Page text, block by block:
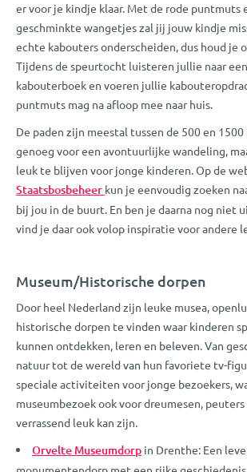
er voor je kindje klaar. Met de rode puntmuts
geschminkte wangetjes zal jij jouw kindje
echte kabouters onderscheiden, dus houd je
Tijdens de speurtocht luisteren jullie naar
kabouterboek en voeren jullie
puntmuts mag na afloop mee naar huis.
De paden zijn meestal tussen de 500 en
genoeg voor een avontuurlijke wandeling,
leuk te blijven voor jonge kinderen. Op de
Staatsbosbeheer kun je eenvoudig zoeken
bij jou in de buurt. En ben je daarna nog niet
vind je daar ook volop inspiratie voor andere
Museum/Historische dorpen
Door heel Nederland zijn leuke musea,
historische dorpen te vinden waar kinderen
kunnen ontdekken, leren en beleven. Van
natuur tot de wereld van hun favoriete tv-
speciale activiteiten voor jonge bezoekers,
museumbezoek ook voor dreumesen,
verrassend leuk kan zijn.
Orvelte Museumdorp in Drenthe: Een